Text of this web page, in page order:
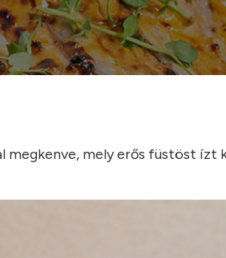
mely erős füstöst ízt